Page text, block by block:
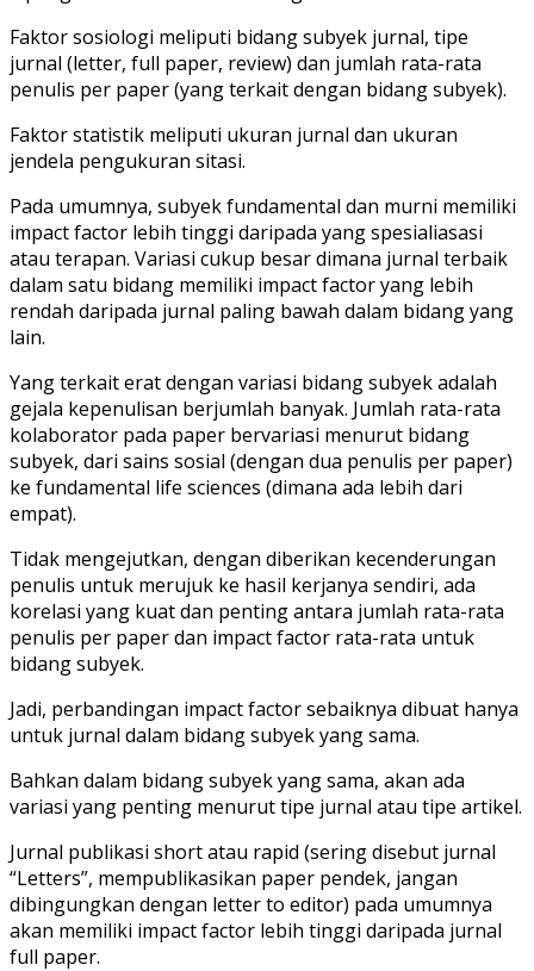
Faktor sosiologi meliputi bidang subyek jurnal, tipe
jurnal (letter, full paper, review) dan jumlah rata-rata
penulis per paper (yang terkait dengan bidang subyek).
Faktor statistik meliputi ukuran jurnal dan ukuran
jendela pengukuran sitasi.
Pada umumnya, subyek fundamental dan murni memiliki
impact factor lebih tinggi daripada yang spesialiasasi
atau terapan. Variasi cukup besar dimana jurnal terbaik
dalam satu bidang memiliki impact factor yang lebih
rendah daripada jurnal paling bawah dalam bidang yang
lain.
Yang terkait erat dengan variasi bidang subyek adalah
gejala kepenulisan berjumlah banyak. Jumlah rata-rata
kolaborator pada paper bervariasi menurut bidang
subyek, dari sains sosial (dengan dua penulis per paper)
ke fundamental life sciences (dimana ada lebih dari
empat).
Tidak mengejutkan, dengan diberikan kecenderungan
penulis untuk merujuk ke hasil kerjanya sendiri, ada
korelasi yang kuat dan penting antara jumlah rata-rata
penulis per paper dan impact factor rata-rata untuk
bidang subyek.
Jadi, perbandingan impact factor sebaiknya dibuat hanya
untuk jurnal dalam bidang subyek yang sama.
Bahkan dalam bidang subyek yang sama, akan ada
variasi yang penting menurut tipe jurnal atau tipe artikel.
Jurnal publikasi short atau rapid (sering disebut jurnal
“Letters”, mempublikasikan paper pendek, jangan
dibingungkan dengan letter to editor) pada umumnya
akan memiliki impact factor lebih tinggi daripada jurnal
full paper.